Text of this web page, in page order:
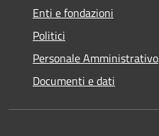
Enti e fondazioni
Politici
Personale Amministrativo
Documenti e dati